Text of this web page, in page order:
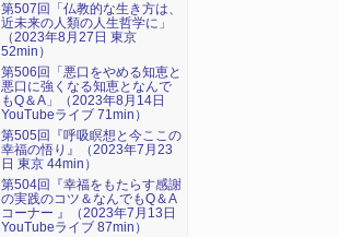
第507回「仏教的な生き方は、
近未来の人類の人生哲学に」
（2023年8月27日 東京
52min）
第506回「悪口をやめる知恵と
悪口に強くなる知恵となんで
もQ＆A」（2023年8月14日
YouTubeライブ 71min）
第505回『呼吸瞑想と今ここの
幸福の悟り』（2023年7月23
日 東京 44min）
第504回『幸福をもたらす感謝
の実践のコツ＆なんでもQ＆A
コーナー 』（2023年7月13日
YouTubeライブ 87min）